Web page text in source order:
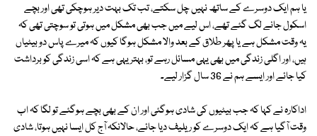
یا ہم ایک دوسرے کے ساتھ نہیں چل سکتے، تب تک بہت دیر ہوچکی تھی اور بچے
اسکول جانے لگ گئے تھے، اس لیے میں جب بھی مشکل میں ہوتی تو سوچتی تھی کہ
یہ وقت مشکل ہے یا پھر طلاق کے بعد والا مشکل ہوگا کیوں کہ میرے پاس دو بیٹیاں
ہیں، اور اگلی زندگی میں بھی یہی مسائل رہے تو، بہتر یہی ہے کہ اسی زندگی کو برداشت
کیا جائے اور ایسے ہم نے 36 سال گزار لیے۔
اداکارہ نے کہا کہ جب بیٹیوں کی شادی ہوگئی اور ان کے بھی بچے ہوگئے تو لگا کہ اب
وقت آگیا ہے کہ ایک دوسرے کو ریلیف دیا جائے، حالانکہ آج کل ایسا نہیں ہوتا، شادی